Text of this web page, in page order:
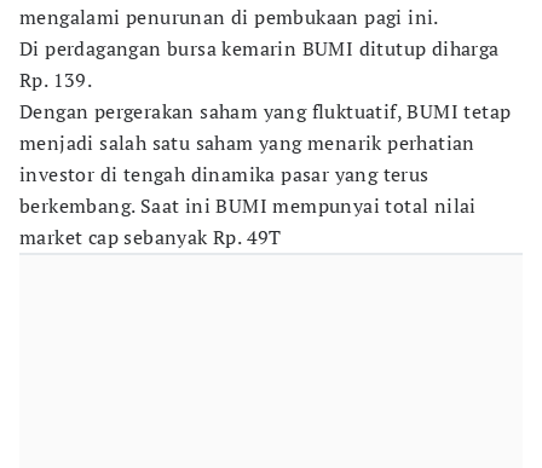
mengalami penurunan di pembukaan pagi ini.
Di perdagangan bursa kemarin BUMI ditutup diharga
Rp. 139.
Dengan pergerakan saham yang fluktuatif, BUMI tetap
menjadi salah satu saham yang menarik perhatian
investor di tengah dinamika pasar yang terus
berkembang. Saat ini BUMI mempunyai total nilai
market cap sebanyak Rp. 49T